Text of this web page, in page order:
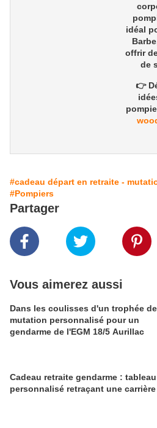
idéal
Barbe
offrir
de
👉
#cadeau départ en retraite -
#Pompiers
Partager
Vous aimerez aussi
Dans les coulisses d'un trophée de
mutation personnalisé pour un
gendarme de l'EGM 18/5 Aurillac
Cadeau retraite gendarme : tableau
personnalisé retraçant une carrière